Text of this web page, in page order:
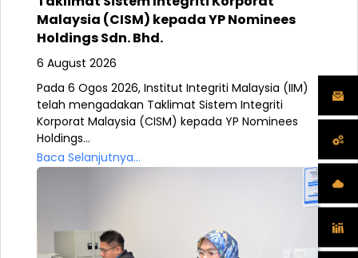
Malaysia (CISM) kepada YP Nominees
Holdings Sdn. Bhd.
6 August 2026
Pada 6 Ogos 2026, Institut Integriti Malaysia (IIM)
telah mengadakan Taklimat Sistem Integriti
Korporat Malaysia (CISM) kepada YP Nominees
Holdings...
Baca Selanjutnya...